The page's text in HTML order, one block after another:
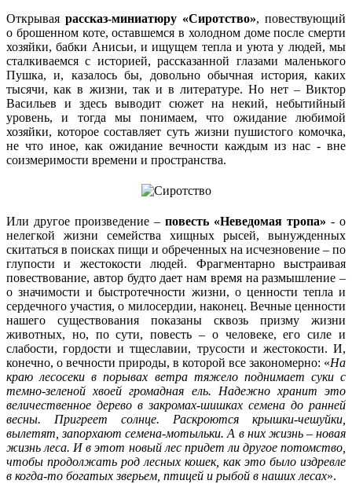
Открывая рассказ-миниатюру «Сиротство», повествующий
о брошенном коте, оставшемся в холодном доме после смерти
хозяйки, бабки Анисьи, и ищущем тепла и уюта у людей, мы
сталкиваемся с историей, рассказанной глазами маленького
Пушка, и, казалось бы, довольно обычная история, каких
тысячи, как в жизни, так и в литературе. Но нет – Виктор
Васильев и здесь выводит сюжет на некий, небытийный
уровень, и тогда мы понимаем, что ожидание любимой
хозяйки, которое составляет суть жизни пушистого комочка,
не что иное, как ожидание вечности каждым из нас - вне
соизмеримости времени и пространства.
Или другое произведение – повесть «Неведомая тропа» - о
нелегкой жизни семейства хищных рысей, вынужденных
скитаться в поисках пищи и обреченных на исчезновение – по
глупости и жестокости людей. Фрагментарно выстраивая
повествование, автор будто дает нам время на размышление –
о значимости и быстротечности жизни, о ценности тепла и
сердечного участия, о милосердии, наконец. Вечные ценности
нашего существования показаны сквозь призму жизни
животных, но, по сути, повесть – о человеке, его силе и
слабости, гордости и тщеславии, трусости и жестокости. И,
конечно, о вечности природы, в которой все закономерно: «На
краю лесосеки в порывах ветра тяжело поднимает суки с
темно-зеленой хвоей громадная ель. Надежно хранит это
величественное дерево в закромах-шишках семена до ранней
весны. Пригреет солнце. Раскроются крышки-чешуйки,
вылетят, запорхают семена-мотыльки. А в них жизнь – новая
жизнь леса. И в этот новый лес придет ли другое потомство,
чтобы продолжать род лесных кошек, как это было издревле
в когда-то богатых зверьем, птицей и рыбой в наших лесах».